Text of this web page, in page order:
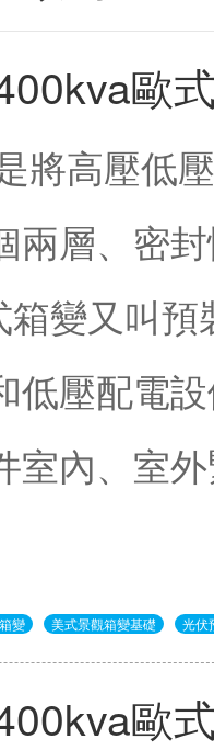
歐
將高壓低
兩層、密
變又叫
低壓配電
室內、室
變 美式景觀箱變基礎 光伏
歐